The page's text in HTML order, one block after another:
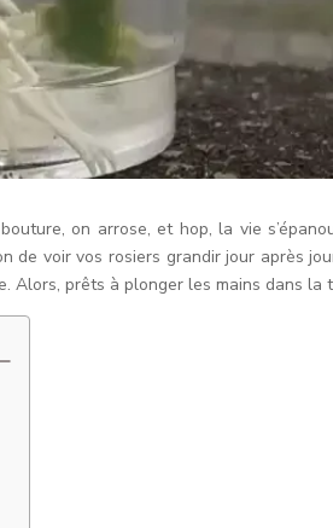
on arrose, et hop, la vie
de voir vos rosiers grandir jour après
Alors, prêts à plonger les mains dans la